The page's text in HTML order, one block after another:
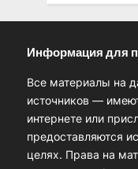
Информация для
Все материалы на
источников —
интернете или
предоставляются
целях. Права на